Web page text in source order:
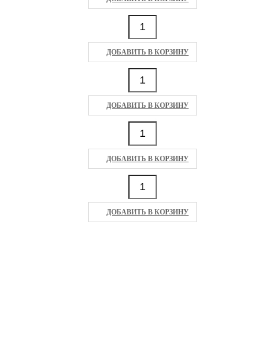
ДОБАВИТЬ В КОРЗИНУ
ДОБАВИТЬ В КОРЗИНУ
ДОБАВИТЬ В КОРЗИНУ
ДОБАВИТЬ В КОРЗИНУ